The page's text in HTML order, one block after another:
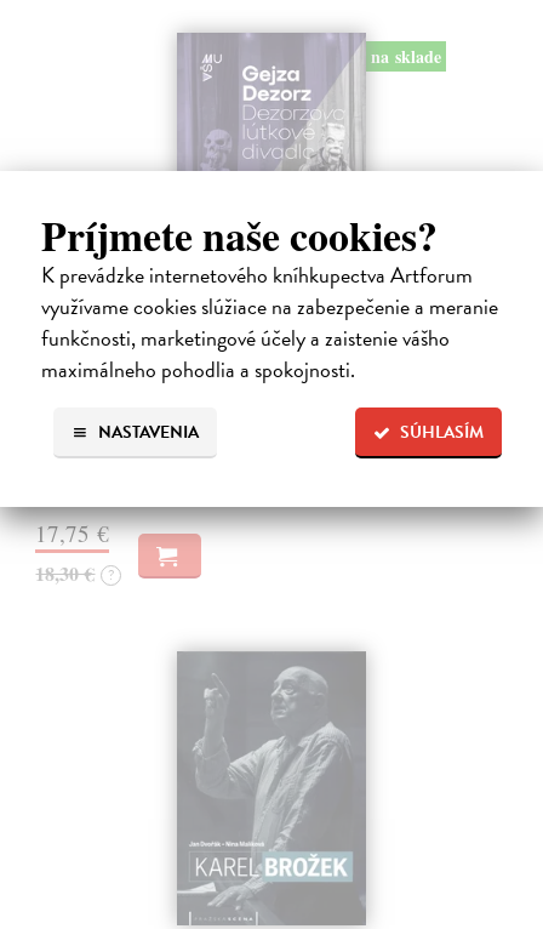
Príjmete naše cookies?
K prevádzke internetového kníhkupectva Artforum
využívame cookies slúžiace na zabezpečenie a meranie
funkčnosti, marketingové účely a zaistenie vášho
maximálneho pohodlia a spokojnosti.
SÚHLASÍM
NASTAVENIA
na sklade
Dezorzovo lútkové divadlo
Dezorz Gejza| Kniha
Kniha o Dezorzovom lútkovom divadle mapuje viac ako dve
desaťročia existencie jedného z najvýraznejších slovenských
nezávislých bábkových súborov. Obsahuje fotografie, spomienky,
výtvarné návrhy, texty…
17,75 €
18,30 € ?